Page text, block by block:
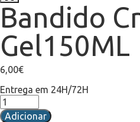
Bandido
Gel150ML
6,00€
Entrega em 24H/72H
Adicionar